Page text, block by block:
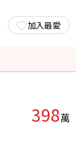
加入最愛
398萬